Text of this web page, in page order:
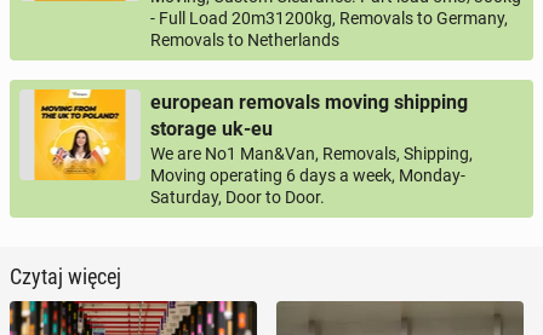
- Full Load 20m31200kg, Removals to Germany,
Removals to Netherlands
european removals moving shipping
storage uk-eu
We are No1 Man&Van, Removals, Shipping,
Moving operating 6 days a week, Monday-
Saturday, Door to Door.
Czytaj więcej